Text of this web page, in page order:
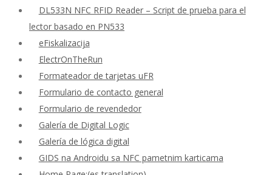
DL533N NFC RFID Reader – Script de prueba para el
lector basado en PN533
eFiskalizacija
ElectrOnTheRun
Formateador de tarjetas uFR
Formulario de contacto general
Formulario de revendedor
Galería de Digital Logic
Galería de lógica digital
GIDS na Androidu sa NFC pametnim karticama